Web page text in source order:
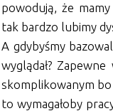
powodują, że
tak bardzo lubimy
A gdybyśmy
wyglądał?
skomplikowanym
to wymagałoby